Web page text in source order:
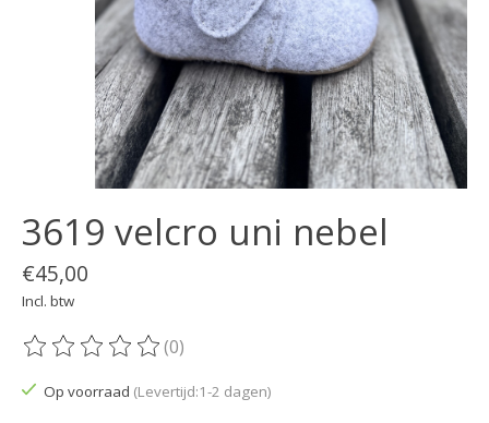
3619 velcro uni nebel
€45,00
Incl. btw
De beoordeling van dit product is
(0)
Op voorraad (Levertijd:1-2 dagen)